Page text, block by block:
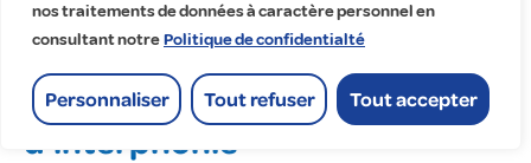
nos traitements de données à caractère personnel en
consultant notrePolitique de confidentialté
Personnaliser Tout refuser Tout accepter
Remplacement des systèmes
d’interphonie